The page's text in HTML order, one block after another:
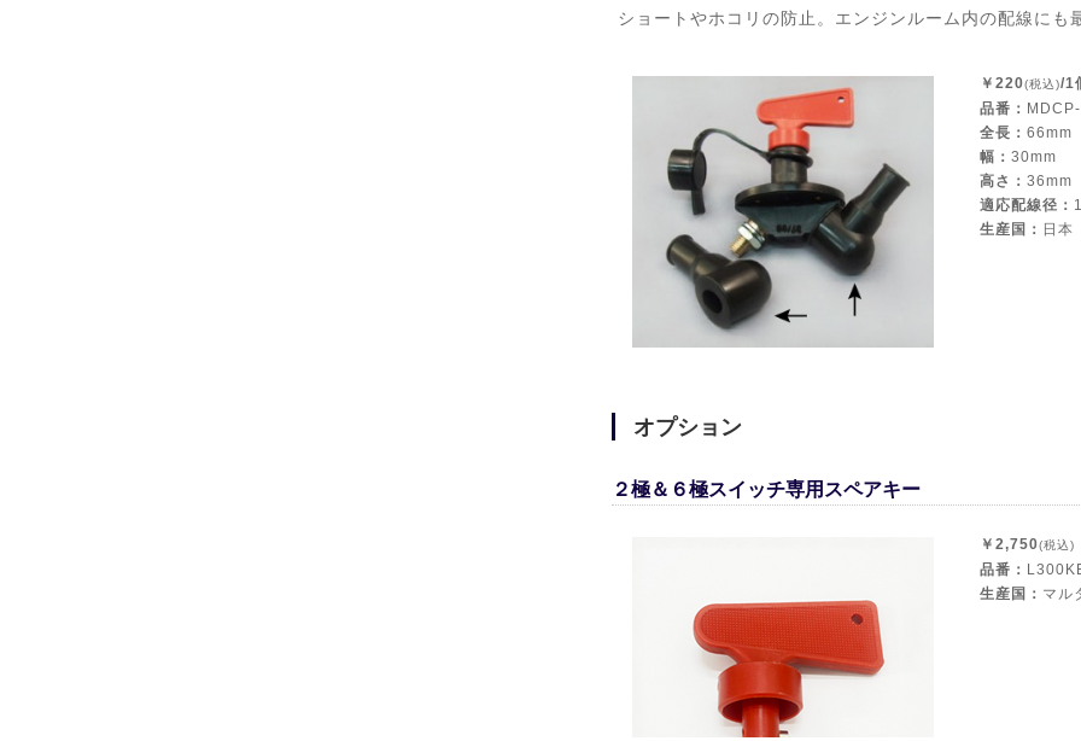
ショートやホコリの防止。エンジンルーム内の配線にも
￥220(税込)/1
品番：
全長： 66mm
幅： 30mm
高さ： 36mm
適応配線径：
生産国： 日本
オプション
２極＆６極スイッチ専用スペアキー
￥2,750(税込)
品番：
生産国： マル